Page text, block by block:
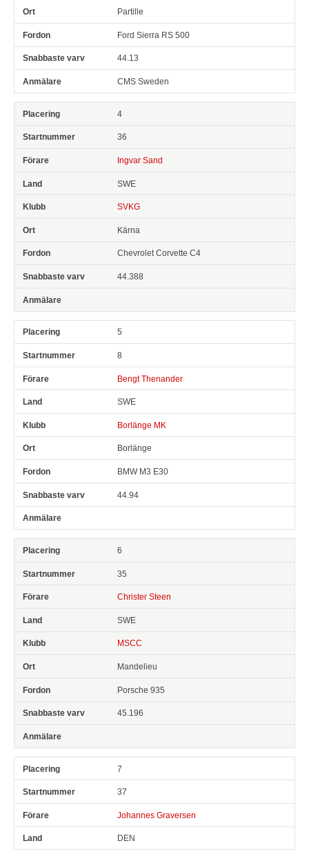
Partille
Ford Sierra RS 500
44.13
CMS Sweden
4
36
Ingvar Sand
SWE
SVKG
Kärna
Chevrolet Corvette C4
44.388
5
8
Bengt Thenander
SWE
Borlänge MK
Borlänge
BMW M3 E30
44.94
6
35
Christer Steen
SWE
MSCC
Mandelieu
Porsche 935
45.196
7
37
Johannes Graversen
DEN